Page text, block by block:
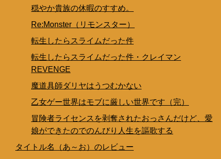
穏やか貴族の休暇のすすめ。
Re:Monster（リモンスター）
転生したらスライムだった件
転生したらスライムだった件・クレイマン
REVENGE
魔道具師ダリヤはうつむかない
乙女ゲー世界はモブに厳しい世界です（完）
冒険者ライセンスを剥奪されたおっさんだけど、愛
娘ができたのでのんびり人生を謳歌する
タイトル名（あ～お）のレビュー